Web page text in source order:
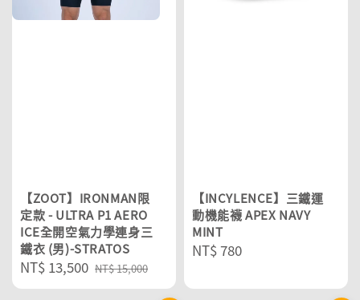
【ZOOT】IRONMAN限
定款 - ULTRA P1 AERO
ICE全開空氣力學連身三
鐵衣 (男)-STRATOS
Sale
price
NT$ 13,500 Regular
price
NT$ 15,000
【INCYLENCE】三鐵運
動機能襪 APEX NAVY
MINT
Regular
NT$ 780